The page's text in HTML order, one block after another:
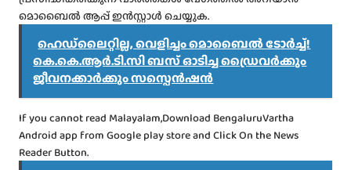
മൊബൈൽ ആപ്പ് ഇൻസ്റ്റാൾ ചെയ്യുക.
ഹെഡ്‌ലൈറ്റില്ല, വെളിച്ചം മൊബൈൽ ടോർച്ച്!
കെ.കെ.ആർ.ടി.സി ബസ് ഓടിച്ച ഡ്രൈവർക്കും
ജീവനക്കാർക്കും സസ്പെൻഷൻ
If you cannot read Malayalam,Download BengaluruVartha
Android app from Google play store and Click On the News
Reader Button.